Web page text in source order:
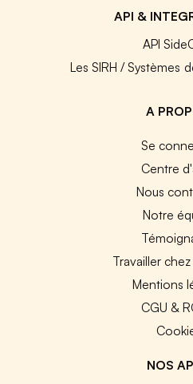
API &
API
Les SIRH / Systèmes
A
Se
Centre
Nous
Notre
Travailler
Mentions
CGU &
NOS